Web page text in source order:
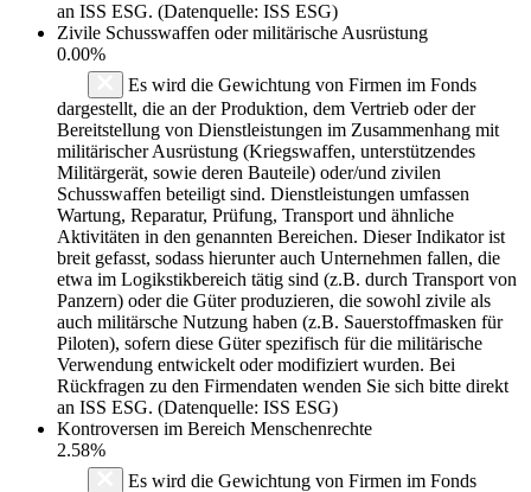
an ISS ESG. (Datenquelle: ISS ESG)
Zivile Schusswaffen oder militärische Ausrüstung
0.00%
Es wird die Gewichtung von Firmen im Fonds
dargestellt, die an der Produktion, dem Vertrieb oder der
Bereitstellung von Dienstleistungen im Zusammenhang mit
militärischer Ausrüstung (Kriegswaffen, unterstützendes
Militärgerät, sowie deren Bauteile) oder/und zivilen
Schusswaffen beteiligt sind. Dienstleistungen umfassen
Wartung, Reparatur, Prüfung, Transport und ähnliche
Aktivitäten in den genannten Bereichen. Dieser Indikator ist
breit gefasst, sodass hierunter auch Unternehmen fallen, die
etwa im Logikstikbereich tätig sind (z.B. durch Transport von
Panzern) oder die Güter produzieren, die sowohl zivile als
auch militärsche Nutzung haben (z.B. Sauerstoffmasken für
Piloten), sofern diese Güter spezifisch für die militärische
Verwendung entwickelt oder modifiziert wurden. Bei
Rückfragen zu den Firmendaten wenden Sie sich bitte direkt
an ISS ESG. (Datenquelle: ISS ESG)
Kontroversen im Bereich Menschenrechte
2.58%
Es wird die Gewichtung von Firmen im Fonds